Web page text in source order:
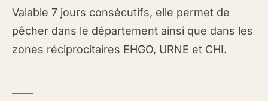
Valable 7 jours consécutifs, elle permet de
pêcher dans le département ainsi que dans les
zones réciprocitaires EHGO, URNE et CHI.